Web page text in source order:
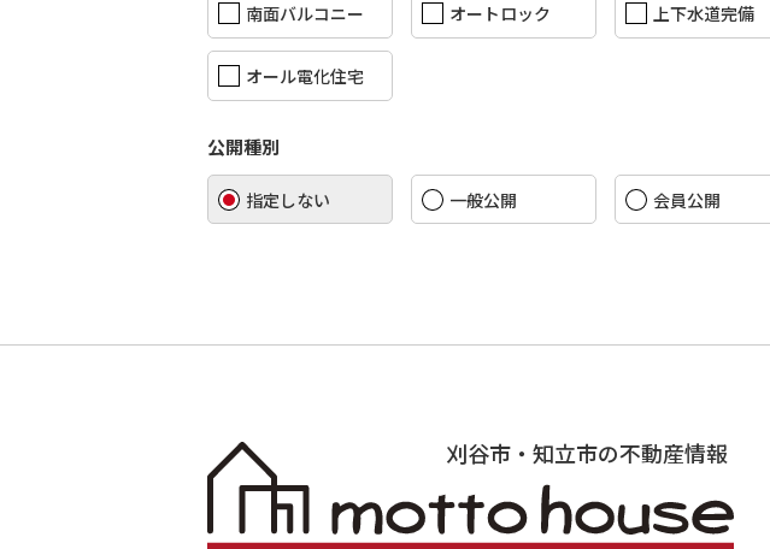
南面バルコニー オートロック 上下水道完備
オール電化住宅
公開種別
指定しない 一般公開 会員公開
刈谷市・知立市の不動産情報